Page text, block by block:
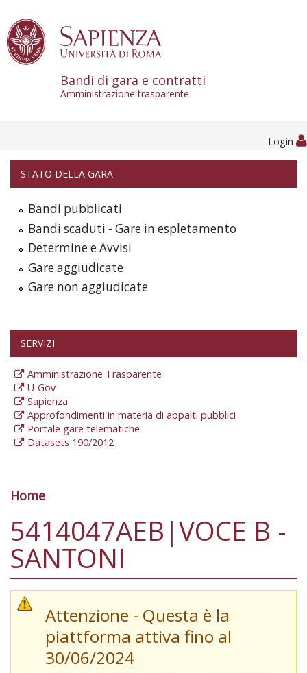
Bandi di gara e contratti
Amministrazione trasparente
Login
STATO DELLA GARA
Bandi pubblicati
Bandi scaduti - Gare in espletamento
Determine e Avvisi
Gare aggiudicate
Gare non aggiudicate
SERVIZI
Amministrazione Trasparente
U-Gov
Sapienza
Approfondimenti in materia di appalti pubblici
Portale gare telematiche
Datasets 190/2012
Tu sei qui
Home
5414047AEB|VOCE B -
SANTONI
Attenzione - Questa è la
piattforma attiva fino al
30/06/2024